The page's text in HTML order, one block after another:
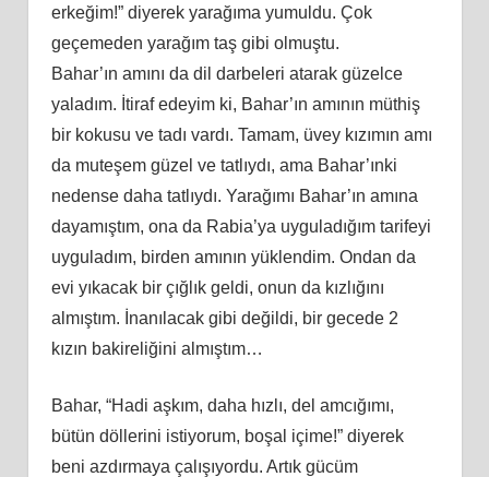
erkeğim!” diyerek yarağıma yumuldu. Çok
geçemeden yarağım taş gibi olmuştu.
Bahar’ın amını da dil darbeleri atarak güzelce
yaladım. İtiraf edeyim ki, Bahar’ın amının müthiş
bir kokusu ve tadı vardı. Tamam, üvey kızımın amı
da muteşem güzel ve tatlıydı, ama Bahar’ınki
nedense daha tatlıydı. Yarağımı Bahar’ın amına
dayamıştım, ona da Rabia’ya uyguladığım tarifeyi
uyguladım, birden amının yüklendim. Ondan da
evi yıkacak bir çığlık geldi, onun da kızlığını
almıştım. İnanılacak gibi değildi, bir gecede 2
kızın bakireliğini almıştım…
Bahar, “Hadi aşkım, daha hızlı, del amcığımı,
bütün döllerini istiyorum, boşal içime!” diyerek
beni azdırmaya çalışıyordu. Artık gücüm